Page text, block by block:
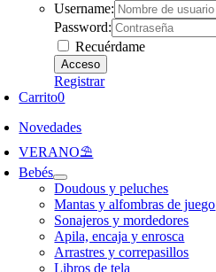
Username:
Password:
Recuérdame
Registrar
Carrito0
Novedades
VERANO⛱️​
Bebés
Doudous y peluches
Mantas y alfombras de juego
Sonajeros y mordedores
Apila, encaja y enrosca
Arrastres y correpasillos
Libros de tela